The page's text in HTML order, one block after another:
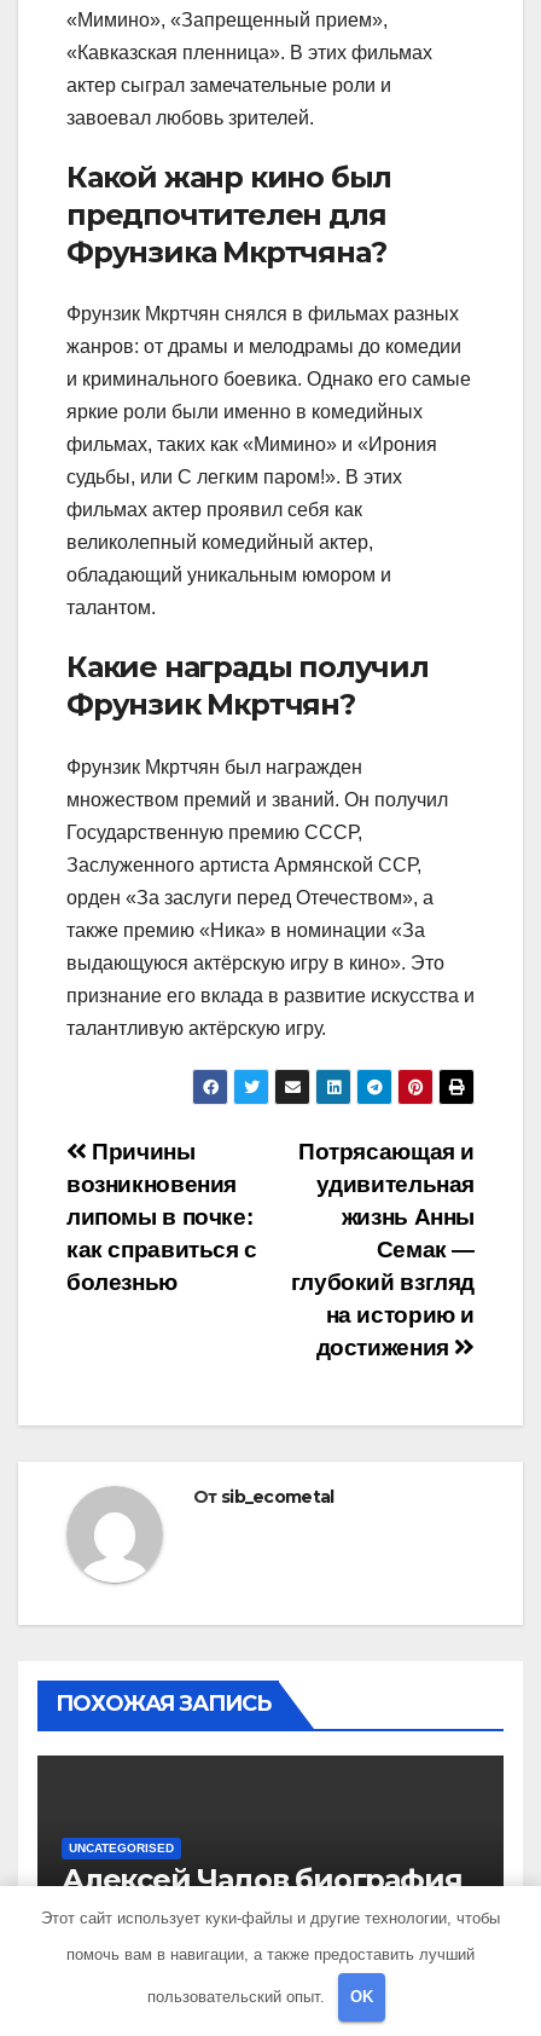
«Мимино», «Запрещенный прием»,
«Кавказская пленница». В этих фильмах
актер сыграл замечательные роли и
завоевал любовь зрителей.
Какой жанр кино был
предпочтителен для
Фрунзика Мкртчяна?
Фрунзик Мкртчян снялся в фильмах разных
жанров: от драмы и мелодрамы до комедии
и криминального боевика. Однако его самые
яркие роли были именно в комедийных
фильмах, таких как «Мимино» и «Ирония
судьбы, или С легким паром!». В этих
фильмах актер проявил себя как
великолепный комедийный актер,
обладающий уникальным юмором и
талантом.
Какие награды получил
Фрунзик Мкртчян?
Фрунзик Мкртчян был награжден
множеством премий и званий. Он получил
Государственную премию СССР,
Заслуженного артиста Армянской ССР,
орден «За заслуги перед Отечеством», а
также премию «Ника» в номинации «За
выдающуюся актёрскую игру в кино». Это
признание его вклада в развитие искусства и
талантливую актёрскую игру.
Навигация
по
записям
Потрясающая и
удивительная
жизнь Анны
Семак —
глубокий взгляд
на историю и
достижения
Причины
возникновения
липомы в почке:
как справиться с
болезнью
От sib_ecometal
ПОХОЖАЯ ЗАПИСЬ
UNCATEGORISED
Алексей Чадов биография
— История жизни
АПР 5, 2022 SIB_ECOMETAL
Этот сайт использует куки-файлы и другие технологии, чтобы
помочь вам в навигации, а также предоставить лучший
пользовательский опыт. OK